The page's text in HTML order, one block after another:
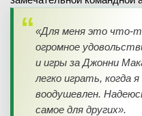
«Для меня это что-
огромное
и игры за Джонни
легко играть, когда
воодушевлен.
самое для других».